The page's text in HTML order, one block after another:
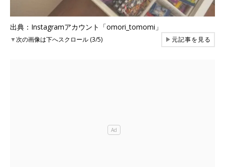
出典：Instagramアカウント「omori_tomomi」
▼次の画像は下へスクロール (3/5) ▶元記事を見る